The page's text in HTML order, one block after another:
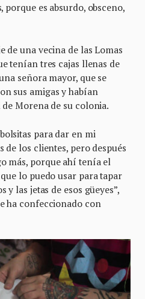
es absurdo, obsceno,
de una vecina de las Lomas
tenían tres cajas llenas de
señora mayor, que se
sus amigas y habían
Morena de su colonia.
para dar en mi
de los clientes, pero después
más, porque ahí tenía el
lo puedo usar para tapar
las jetas de esos güeyes”,
ha confeccionado con